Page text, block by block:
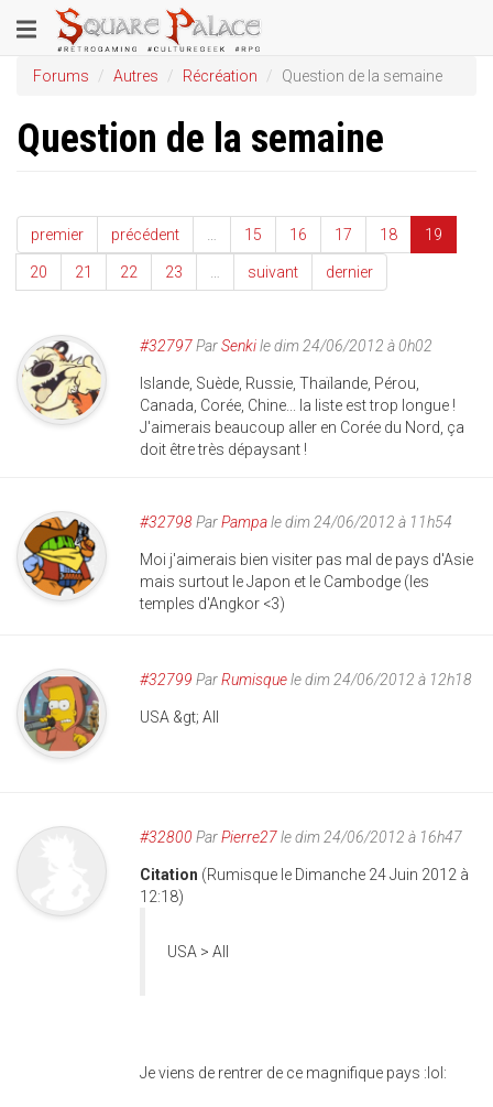
au
contenu
principal
Toggle
navigation
Forums Autres Récréation Question de la semaine
Question de la semaine
premier précédent 15 16 17 18 19
20 21 22 23 suivant dernier
#32797ParSenkile dim 24/06/2012 à 0h02
Islande, Suède, Russie, Thaïlande, Pérou,
Canada, Corée, Chine... la liste est trop longue !
J'aimerais beaucoup aller en Corée du Nord, ça
doit être très dépaysant !
#32798ParPampale dim 24/06/2012 à 11h54
Moi j'aimerais bien visiter pas mal de pays d'Asie
mais surtout le Japon et le Cambodge (les
temples d'Angkor <3)
#32799 ParRumisquele dim 24/06/2012 à 12h18
USA &gt; All
#32800 ParPierre27le dim 24/06/2012 à 16h47
Citation (Rumisque le Dimanche 24 Juin 2012 à
12:18)
USA > All
Je viens de rentrer de ce magnifique pays :lol: